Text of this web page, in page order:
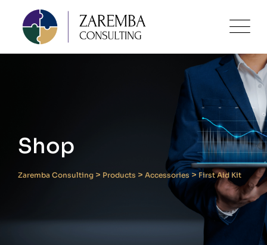
content
Shop
Zaremba Consulting > Products > Accessories> First Aid Kit